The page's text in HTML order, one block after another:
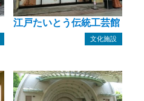
江戸たいとう伝統工芸館
文化施設